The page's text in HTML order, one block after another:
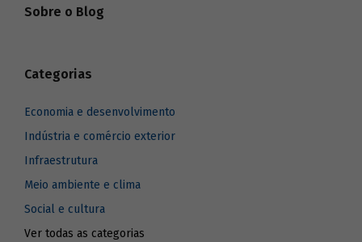
Sobre o Blog
Categorias
Economia e desenvolvimento
Indústria e comércio exterior
Infraestrutura
Meio ambiente e clima
Social e cultura
Ver todas as categorias